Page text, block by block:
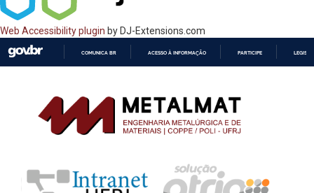
Web Accessibility plugin by DJ-Extensions.com
CONTEÚDO
COMUNICA BR ACESSO À INFORMAÇÃO PARTICIPE